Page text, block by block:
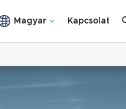
Magyar Kapcsolat